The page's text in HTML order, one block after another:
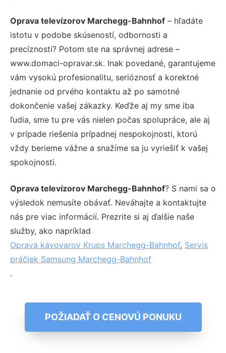
Oprava televízorov Marchegg-Bahnhof – hľadáte
istotu v podobe skúseností, odbornosti a
precíznosti? Potom ste na správnej adrese –
www.domaci-opravar.sk. Inak povedané, garantujeme
vám vysokú profesionalitu, serióznosť a korektné
jednanie od prvého kontaktu až po samotné
dokončenie vašej zákazky. Keďže aj my sme iba
ľudia, sme tu pre vás nielen počas spolupráce, ale aj
v prípade riešenia prípadnej nespokojnosti, ktorú
vždy berieme vážne a snažíme sa ju vyriešiť k vašej
spokojnosti.
Oprava televízorov Marchegg-Bahnhof? S nami sa o
výsledok nemusíte obávať. Neváhajte a kontaktujte
nás pre viac informácií. Prezrite si aj ďalšie naše
služby, ako napríklad
Oprava kávovarov Krups Marchegg-Bahnhof, Servis
práčiek Samsung Marchegg-Bahnhof
.
POŽIADAŤ O CENOVÚ PONUKU